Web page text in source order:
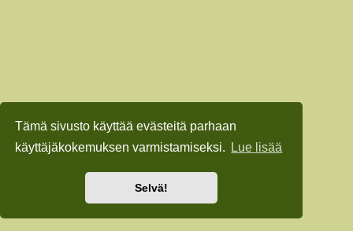
Tämä sivusto käyttää evästeitä parhaan
käyttäjäkokemuksen varmistamiseksi.
Lue lisää
Selvä!